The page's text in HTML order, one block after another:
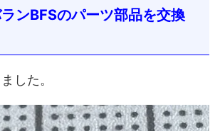
ンBFSのパーツ部品を交換
した。